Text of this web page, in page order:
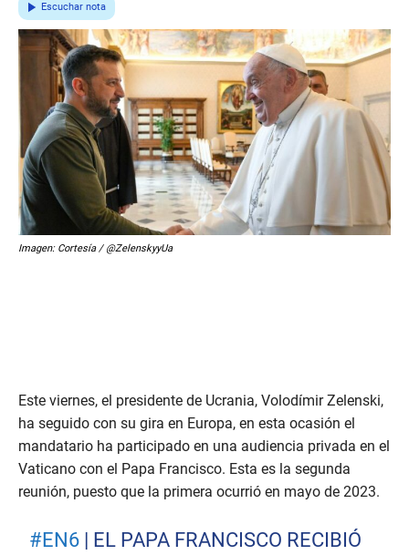
Escuchar nota
Imagen: Cortesía / @ZelenskyyUa
Este viernes, el presidente de Ucrania, Volodímir Zelenski,
ha seguido con su gira en Europa, en esta ocasión el
mandatario ha participado en una audiencia privada en el
Vaticano con el Papa Francisco. Esta es la segunda
reunión, puesto que la primera ocurrió en mayo de 2023.
#EN6 | EL PAPA FRANCISCO RECIBIÓ